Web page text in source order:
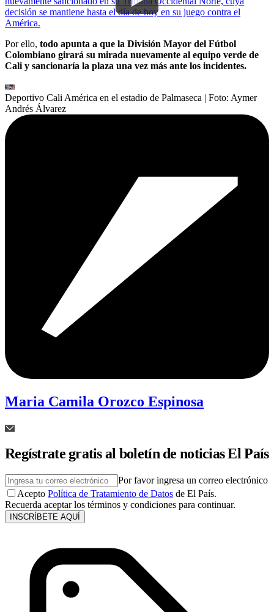
decisión se mantiene hasta el día de hoy en su juego contra el
América.
Por ello, todo apunta a que la División Mayor del Fútbol
Colombiano girará su mirada nuevamente al equipo verde de
Cali y sancionaría la plaza una vez más ante los incidentes.
Deportivo Cali América en el estadio de Palmaseca | Foto: Aymer
Andrés Álvarez
Maria Camila Orozco Espinosa
Regístrate gratis al boletín de noticias El País
Por favor ingresa un correo electrónico
Acepto Política de Tratamiento de Datos de El País.
Recuerda aceptar los términos y condiciones para continuar.
INSCRÍBETE AQUÍ